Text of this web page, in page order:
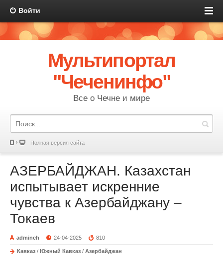
Войти
Мультипортал
"Чеченинфо"
Все о Чечне и мире
Полная версия сайта
АЗЕРБАЙДЖАН. Казахстан
испытывает искренние
чувства к Азербайджану –
Токаев
adminch 24-04-2025 810
Кавказ / Южный Кавказ / Азербайджан